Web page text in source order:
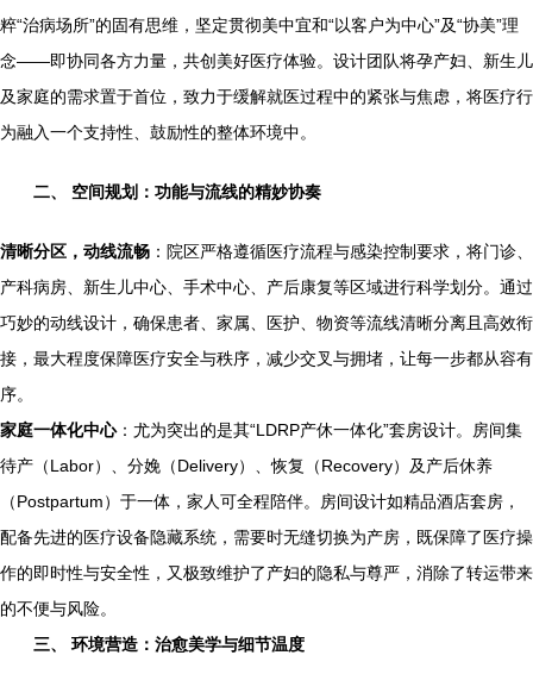
粹“治病场所”的固有思维，坚定贯彻美中宜和“以客户为中心”及“协美”理
念——即协同各方力量，共创美好医疗体验。设计团队将孕产妇、新生儿
及家庭的需求置于首位，致力于缓解就医过程中的紧张与焦虑，将医疗行
为融入一个支持性、鼓励性的整体环境中。
二、 空间规划：功能与流线的精妙协奏
清晰分区，动线流畅 ：院区严格遵循医疗流程与感染控制要求，将门诊、
产科病房、新生儿中心、手术中心、产后康复等区域进行科学划分。通过
巧妙的动线设计，确保患者、家属、医护、物资等流线清晰分离且高效衔
接，最大程度保障医疗安全与秩序，减少交叉与拥堵，让每一步都从容有
序。
家庭一体化中心：尤为突出的是其“LDRP产休一体化”套房设计。房间集
待产（Labor）、分娩（Delivery）、恢复（Recovery）及产后休养
（Postpartum）于一体，家人可全程陪伴。房间设计如精品酒店套房，
配备先进的医疗设备隐藏系统，需要时无缝切换为产房，既保障了医疗操
作的即时性与安全性，又极致维护了产妇的隐私与尊严，消除了转运带来
的不便与风险。
三、 环境营造：治愈美学与细节温度